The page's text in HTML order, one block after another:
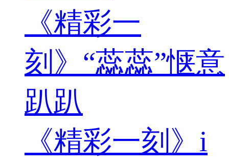
《精彩一
刻》“蕊蕊”惬意
趴趴
《精彩一刻》i